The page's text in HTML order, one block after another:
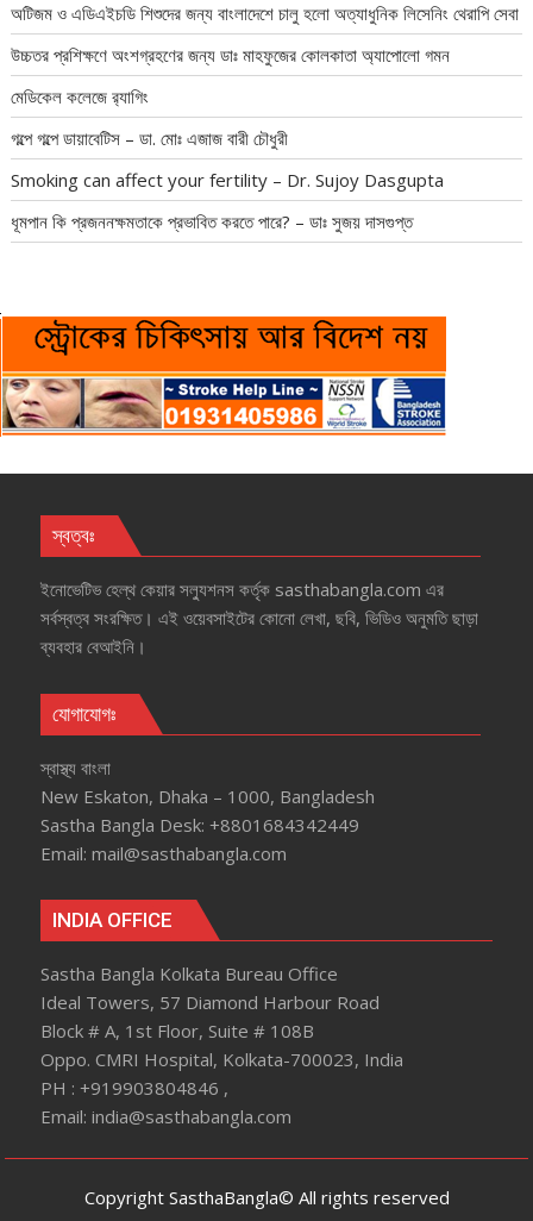
অটিজম ও এডিএইচডি শিশুদের জন্য বাংলাদেশে চালু হলো অত্যাধুনিক লিসেনিং থেরাপি সেবা
উচ্চতর প্রশিক্ষণে অংশগ্রহণের জন্য ডাঃ মাহফুজের কোলকাতা অ্যাপোলো গমন
মেডিকেল কলেজে র‍্যাগিং
গল্পে গল্পে ডায়াবেটিস – ডা. মোঃ এজাজ বারী চৌধুরী
Smoking can affect your fertility – Dr. Sujoy Dasgupta
ধূমপান কি প্রজননক্ষমতাকে প্রভাবিত করতে পারে? – ডাঃ সুজয় দাসগুপ্ত
স্বত্বঃ
ইনোভেটিভ হেল্‌থ কেয়ার সল্যুশনস কর্তৃক sasthabangla.com এর
সর্বস্বত্ব সংরক্ষিত। এই ওয়েবসাইটের কোনো লেখা, ছবি, ভিডিও অনুমতি ছাড়া
ব্যবহার বেআইনি।
যোগাযোগঃ
স্বাস্থ্য বাংলা
New Eskaton, Dhaka – 1000, Bangladesh
Sastha Bangla Desk: +8801684342449
Email: mail@sasthabangla.com
INDIA OFFICE
Sastha Bangla Kolkata Bureau Office
Ideal Towers, 57 Diamond Harbour Road
Block # A, 1st Floor, Suite # 108B
Oppo. CMRI Hospital, Kolkata-700023, India
PH : +919903804846 ,
Email: india@sasthabangla.com
Copyright SasthaBangla© All rights reserved